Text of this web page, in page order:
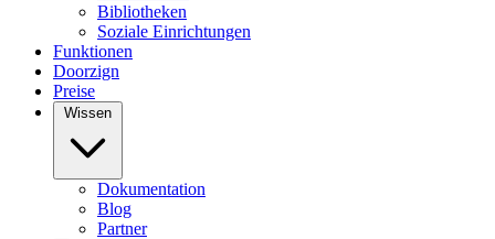
Bibliotheken
Soziale Einrichtungen
Funktionen
Doorzign
Preise
Wissen
Dokumentation
Blog
Partner